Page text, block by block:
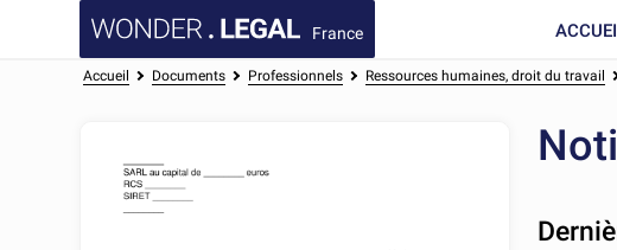
France
Accueil Documents Professionnels Ressources humaines, droit du travail